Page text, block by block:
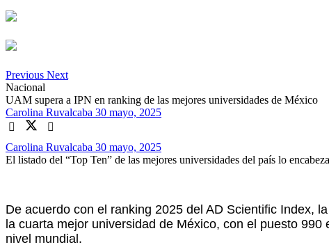
Previous Next
Nacional
UAM supera a IPN en ranking de las mejores universidades de México
Carolina Ruvalcaba 30 mayo, 2025
Carolina Ruvalcaba 30 mayo, 2025
El listado del “Top Ten” de las mejores universidades del país lo
De acuerdo con el ranking 2025 del AD Scientific Index,
la cuarta mejor universidad de México, con el puesto
nivel mundial.